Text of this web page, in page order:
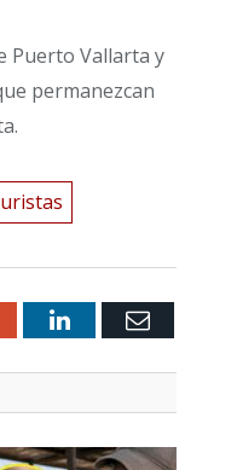
Puerto Vallarta y
permanezcan
LinkedInEmail